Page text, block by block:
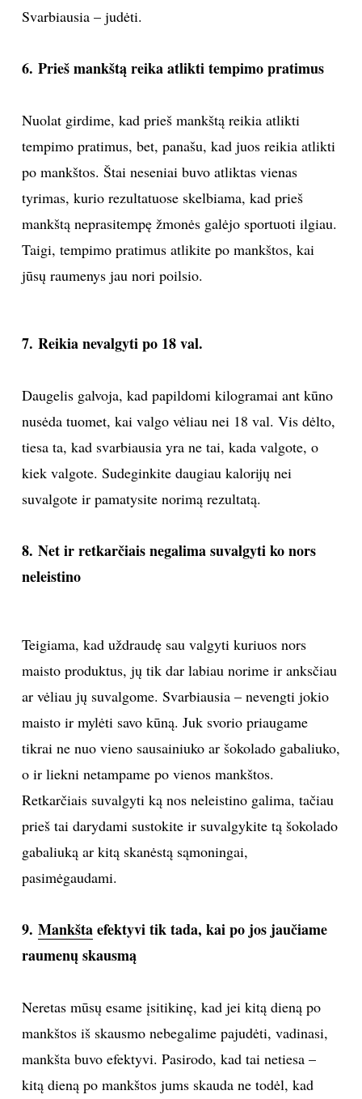
Svarbiausia – judėti.
6. Prieš mankštą reika atlikti tempimo pratimus
Nuolat girdime, kad prieš mankštą reikia atlikti
tempimo pratimus, bet, panašu, kad juos reikia atlikti
po mankštos. Štai neseniai buvo atliktas vienas
tyrimas, kurio rezultatuose skelbiama, kad prieš
mankštą neprasitempę žmonės galėjo sportuoti ilgiau.
Taigi, tempimo pratimus atlikite po mankštos, kai
jūsų raumenys jau nori poilsio.
7. Reikia nevalgyti po 18 val.
Daugelis galvoja, kad papildomi kilogramai ant kūno
nusėda tuomet, kai valgo vėliau nei 18 val. Vis dėlto,
tiesa ta, kad svarbiausia yra ne tai, kada valgote, o
kiek valgote. Sudeginkite daugiau kalorijų nei
suvalgote ir pamatysite norimą rezultatą.
8. Net ir retkarčiais negalima suvalgyti ko nors
neleistino
Teigiama, kad uždraudę sau valgyti kuriuos nors
maisto produktus, jų tik dar labiau norime ir anksčiau
ar vėliau jų suvalgome. Svarbiausia – nevengti jokio
maisto ir mylėti savo kūną. Juk svorio priaugame
tikrai ne nuo vieno sausainiuko ar šokolado gabaliuko,
o ir liekni netampame po vienos mankštos.
Retkarčiais suvalgyti ką nos neleistino galima, tačiau
prieš tai darydami sustokite ir suvalgykite tą šokolado
gabaliuką ar kitą skanėstą sąmoningai,
pasimėgaudami.
9. Mankštaefektyvi tik tada, kai po jos jaučiame
raumenų skausmą
Neretas mūsų esame įsitikinę, kad jei kitą dieną po
mankštos iš skausmo nebegalime pajudėti, vadinasi,
mankšta buvo efektyvi. Pasirodo, kad tai netiesa –
kitą dieną po mankštos jums skauda ne todėl, kad